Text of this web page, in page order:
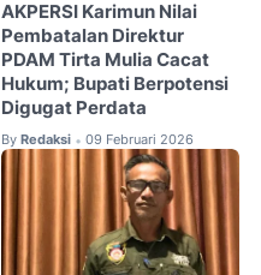
AKPERSI Karimun Nilai
Pembatalan Direktur
PDAM Tirta Mulia Cacat
Hukum; Bupati Berpotensi
Digugat Perdata
By Redaksi • 09 Februari 2026